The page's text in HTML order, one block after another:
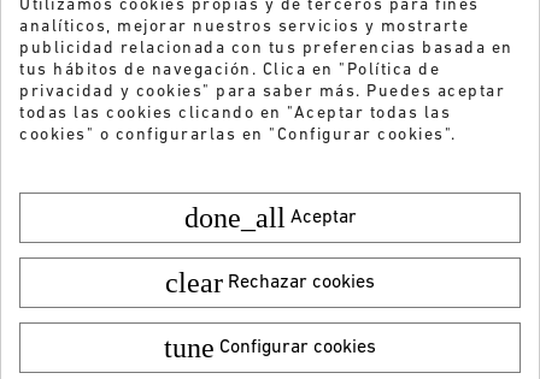
Talla: 36
¿Quieres recibir nuestras ofertas y
Utilizamos cookies propias y de terceros para fines
analíticos, mejorar nuestros servicios y mostrarte
publicidad relacionada con tus preferencias basada en
tus hábitos de navegación. Clica en "Política de
privacidad y cookies" para saber más. Puedes aceptar
todas las cookies clicando en "Aceptar todas las
cookies" o configurarlas en "Configurar cookies".
done_all Aceptar
clear Rechazar cookies
tune Configurar cookies